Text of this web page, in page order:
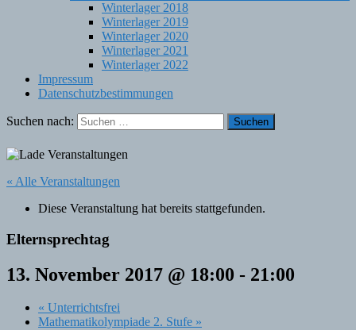
Winterlager 2018
Winterlager 2019
Winterlager 2020
Winterlager 2021
Winterlager 2022
Impressum
Datenschutzbestimmungen
Suchen nach:
« Alle Veranstaltungen
Diese Veranstaltung hat bereits stattgefunden.
Elternsprechtag
13. November 2017 @ 18:00 - 21:00
« Unterrichtsfrei
Mathematikolympiade 2. Stufe »